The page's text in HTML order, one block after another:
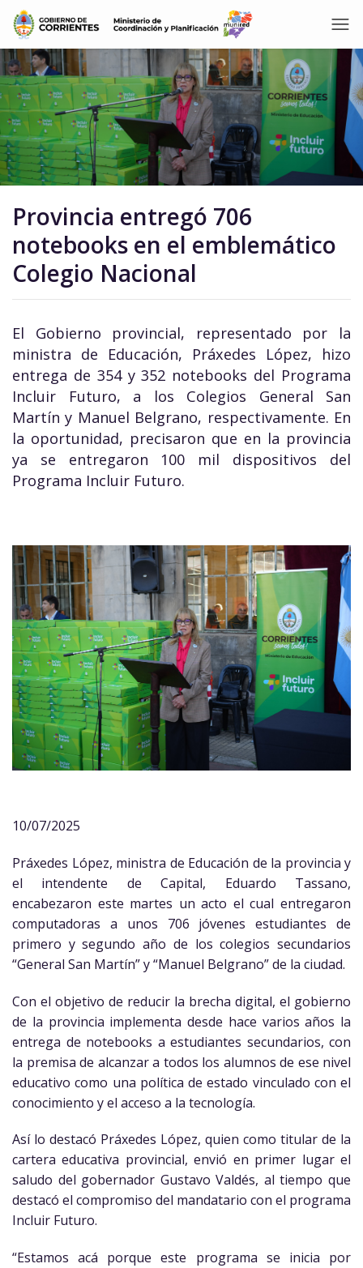
Provincia entregó 706
notebooks en el emblemático
Colegio Nacional
El Gobierno provincial, representado por la
ministra de Educación, Práxedes López, hizo
entrega de 354 y 352 notebooks del Programa
Incluir Futuro, a los Colegios General San
Martín y Manuel Belgrano, respectivamente. En
la oportunidad, precisaron que en la provincia
ya se entregaron 100 mil dispositivos del
Programa Incluir Futuro.
10/07/2025
Práxedes López, ministra de Educación de la provincia y
el intendente de Capital, Eduardo Tassano,
encabezaron este martes un acto el cual entregaron
computadoras a unos 706 jóvenes estudiantes de
primero y segundo año de los colegios secundarios
“General San Martín” y “Manuel Belgrano” de la ciudad.
Con el objetivo de reducir la brecha digital, el gobierno
de la provincia implementa desde hace varios años la
entrega de notebooks a estudiantes secundarios, con
la premisa de alcanzar a todos los alumnos de ese nivel
educativo como una política de estado vinculado con el
conocimiento y el acceso a la tecnología.
Así lo destacó Práxedes López, quien como titular de la
cartera educativa provincial, envió en primer lugar el
saludo del gobernador Gustavo Valdés, al tiempo que
destacó el compromiso del mandatario con el programa
Incluir Futuro.
“Estamos acá porque este programa se inicia por